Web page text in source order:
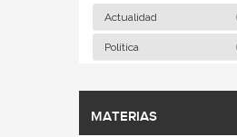
Actualidad
Política
MATERIAS